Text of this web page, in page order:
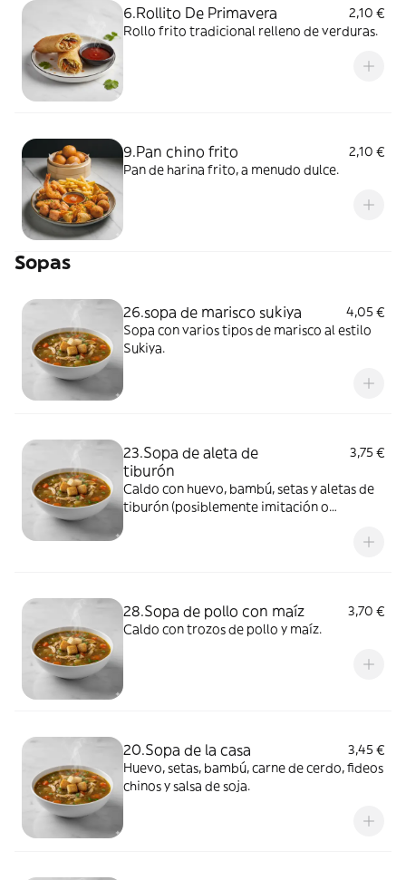
6.Rollito De Primavera
2,10 €
Rollo frito tradicional relleno de verduras.
9.Pan chino frito
2,10 €
Pan de harina frito, a menudo dulce.
Sopas
26.sopa de marisco sukiya
4,05 €
Sopa con varios tipos de marisco al estilo
Sukiya.
23.Sopa de aleta de
tiburón
3,75 €
Caldo con huevo, bambú, setas y aletas de
tiburón (posiblemente imitación o
28.Sopa de pollo con maíz
3,70 €
Caldo con trozos de pollo y maíz.
20.Sopa de la casa
3,45 €
Huevo, setas, bambú, carne de cerdo, fideos
chinos y salsa de soja.